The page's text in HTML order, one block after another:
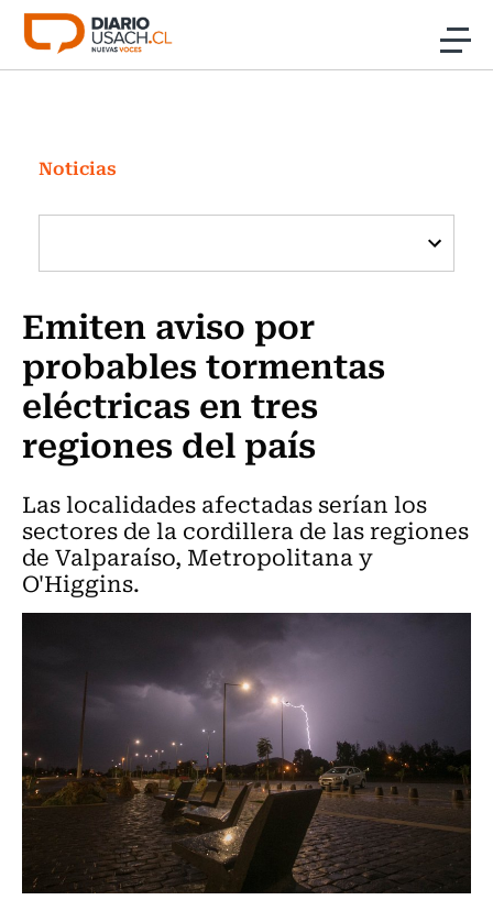
Click acá para ir directamente al contenido
Investigación
Cultura
Programas Radio y TV Usach
Noticias
Emiten aviso por
probables tormentas
eléctricas en tres
regiones del país
Las localidades afectadas serían los
sectores de la cordillera de las regiones
de Valparaíso, Metropolitana y
O'Higgins.